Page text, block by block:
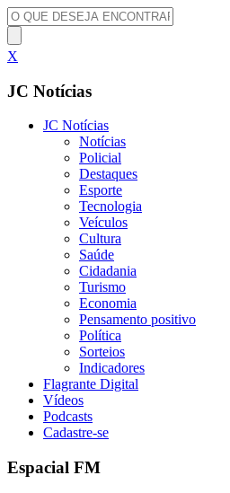
X
JC Notícias
JC Notícias
Notícias
Policial
Destaques
Esporte
Tecnologia
Veículos
Cultura
Saúde
Cidadania
Turismo
Economia
Pensamento positivo
Política
Sorteios
Indicadores
Flagrante Digital
Vídeos
Podcasts
Cadastre-se
Espacial FM